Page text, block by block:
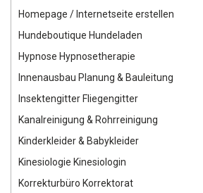
Homepage / Internetseite erstellen
Hundeboutique Hundeladen
Hypnose Hypnosetherapie
Innenausbau Planung & Bauleitung
Insektengitter Fliegengitter
Kanalreinigung & Rohrreinigung
Kinderkleider & Babykleider
Kinesiologie Kinesiologin
Korrekturbüro Korrektorat